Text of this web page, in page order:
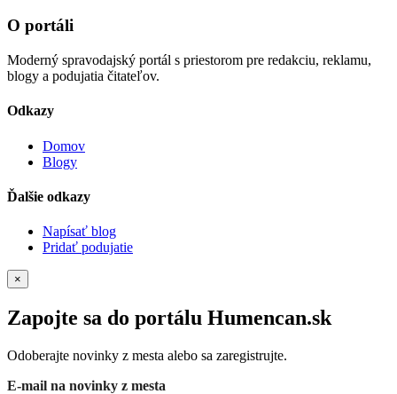
O portáli
Moderný spravodajský portál s priestorom pre redakciu, reklamu,
blogy a podujatia čitateľov.
Odkazy
Domov
Blogy
Ďalšie odkazy
Napísať blog
Pridať podujatie
×
Zapojte sa do portálu Humencan.sk
Odoberajte novinky z mesta alebo sa zaregistrujte.
E-mail na novinky z mesta